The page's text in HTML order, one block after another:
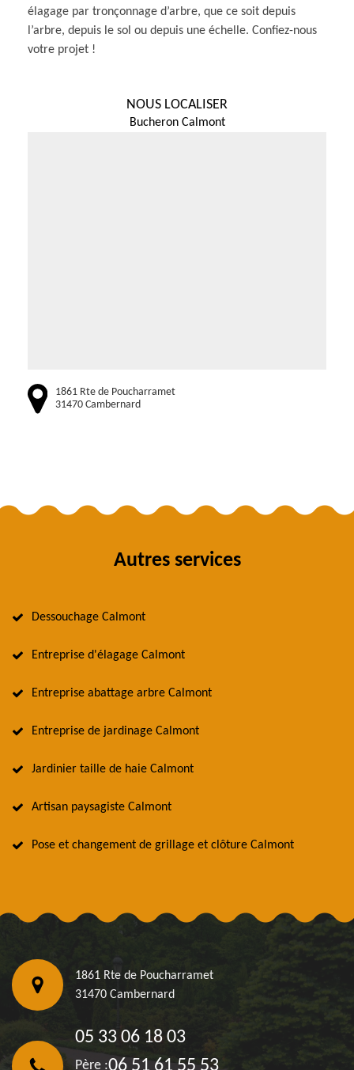
élagage par tronçonnage d’arbre, que ce soit depuis
l’arbre, depuis le sol ou depuis une échelle. Confiez-nous
votre projet !
NOUS LOCALISER
Bucheron Calmont
1861 Rte de Poucharramet
31470 Cambernard
Autres services
Dessouchage Calmont
Entreprise d'élagage Calmont
Entreprise abattage arbre Calmont
Entreprise de jardinage Calmont
Jardinier taille de haie Calmont
Artisan paysagiste Calmont
Pose et changement de grillage et clôture Calmont
1861 Rte de Poucharramet
31470 Cambernard
05 33 06 18 03
Père :06 51 61 55 53